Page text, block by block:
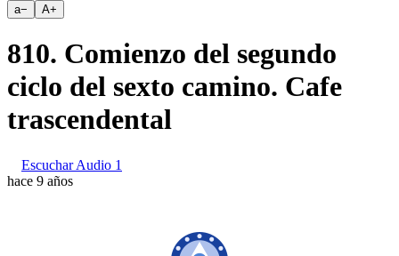
a− A+
810. Comienzo del segundo
ciclo del sexto camino. Cafe
trascendental
Escuchar Audio 1
hace 9 años